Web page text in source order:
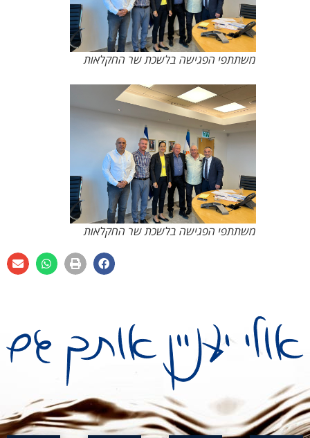
משתתפי הפגישה בלשכת שר החקלאות
משתתפי הפגישה בלשכת שר החקלאות